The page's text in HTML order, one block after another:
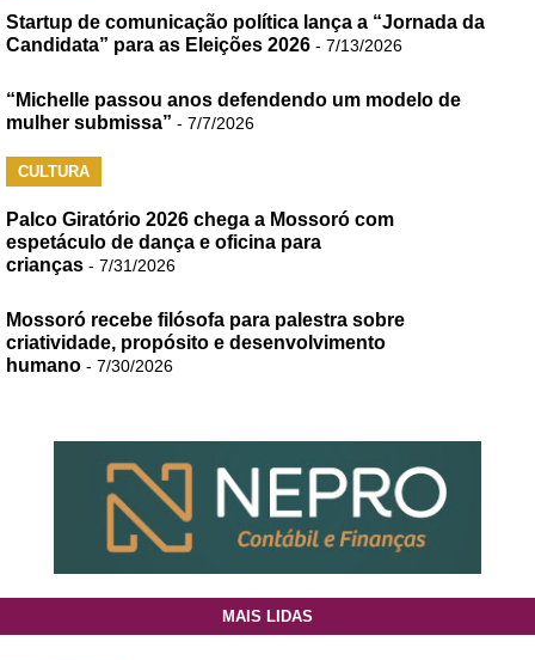
Startup de comunicação política lança a “Jornada da
Candidata” para as Eleições 2026 - 7/13/2026
“Michelle passou anos defendendo um modelo de
mulher submissa” - 7/7/2026
CULTURA
Palco Giratório 2026 chega a Mossoró com
espetáculo de dança e oficina para
crianças - 7/31/2026
Mossoró recebe filósofa para palestra sobre
criatividade, propósito e desenvolvimento
humano - 7/30/2026
MAIS LIDAS